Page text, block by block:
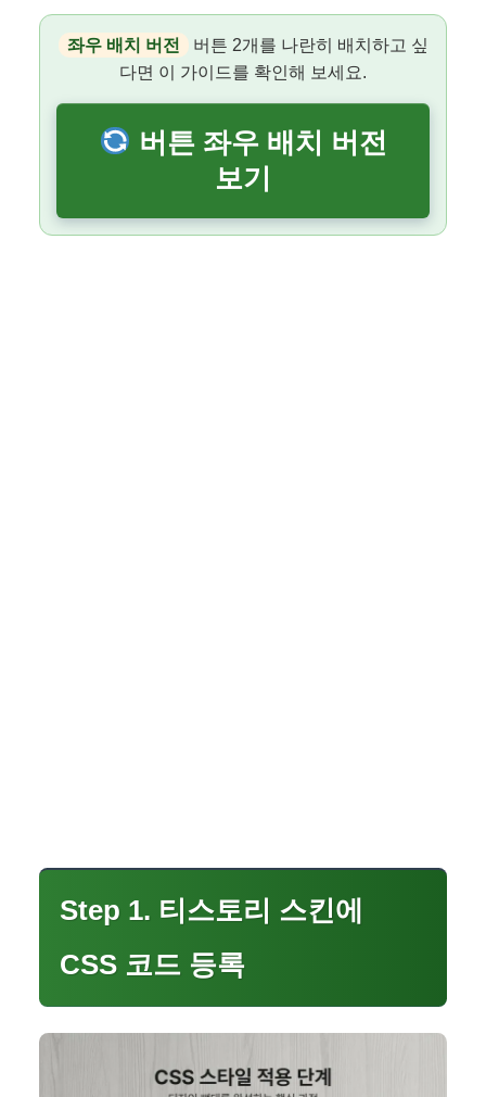
좌우 배치 버전
버튼 2개를 나란히 배치하고 싶
다면 이 가이드를 확인해 보세요.
버튼 좌우 배치 버전
보기
Step 1. 티스토리 스킨에
CSS 코드 등록